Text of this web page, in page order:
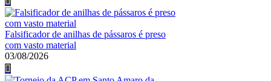
Falsificador de anilhas de pássaros é preso
com vasto material
03/08/2026